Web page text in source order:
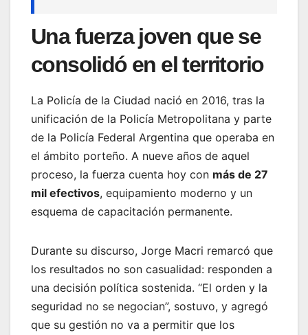
Una fuerza joven que se
consolidó en el territorio
La Policía de la Ciudad nació en 2016, tras la
unificación de la Policía Metropolitana y parte
de la Policía Federal Argentina que operaba en
el ámbito porteño. A nueve años de aquel
proceso, la fuerza cuenta hoy con más de 27
mil efectivos, equipamiento moderno y un
esquema de capacitación permanente.
Durante su discurso, Jorge Macri remarcó que
los resultados no son casualidad: responden a
una decisión política sostenida. “El orden y la
seguridad no se negocian”, sostuvo, y agregó
que su gestión no va a permitir que los